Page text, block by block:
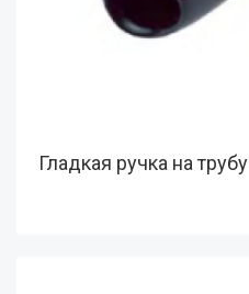
Гладкая ручка на трубу